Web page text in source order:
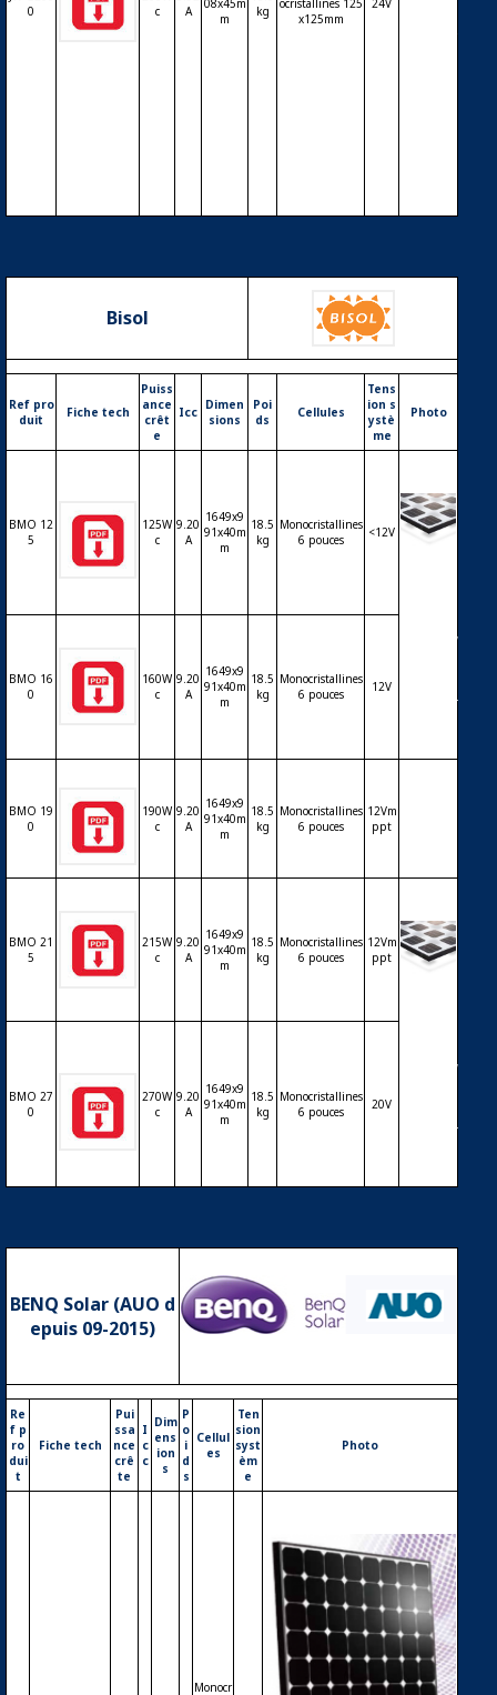
0
c
A
08x45m
m
kg
ocristallines 125
x125mm
24V
Bisol
Ref pro
duit
Fiche tech
Puiss
ance
crêt
e
Icc Dimen
sions
Poi
ds
Cellules
Tens
ion s
ystè
me
Photo
BMO 12
5
125W
c
9.20
A
1649x9
91x40m
m
18.5
kg
Monocristallines
6 pouces
<12V
BMO 16
0
160W
c
9.20
A
1649x9
91x40m
m
18.5
kg
Monocristallines
6 pouces
12V
BMO 19
0
190W
c
9.20
A
1649x9
91x40m
m
18.5
kg
Monocristallines
6 pouces
12Vm
ppt
BMO 21
5
215W
c
9.20
A
1649x9
91x40m
m
18.5
kg
Monocristallines
6 pouces
12Vm
ppt
BMO 27
0
270W
c
9.20
A
1649x9
91x40m
m
18.5
kg
Monocristallines
6 pouces
20V
BENQ Solar (AUO d
epuis 09-2015)
Re
f p
ro
dui
t
Fiche tech
Pui
ssa
nce
crê
te
I
c
c
Dim
ens
ion
s
P
o
i
d
s
Cellul
es
Ten
sion
syst
èm
e
Photo
Monocr